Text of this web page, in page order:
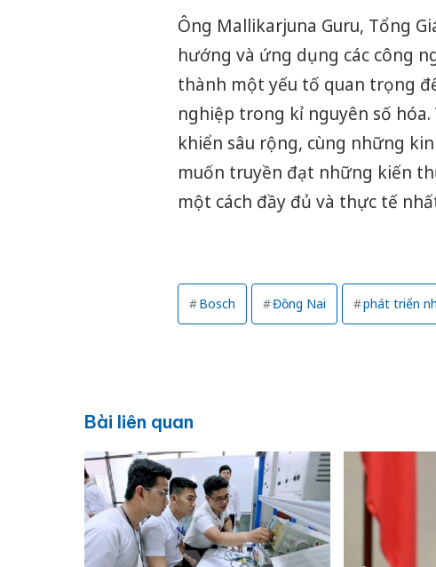
Ông Mallikarjuna Guru, Tổng
hướng và ứng dụng các công
thành một yếu tố quan trọng
nghiệp trong kỉ nguyên số
khiển sâu rộng, cùng những
muốn truyền đạt những kiến
một cách đầy đủ và thực tế
Bosch Đồng Nai phát triển
Bài liên quan